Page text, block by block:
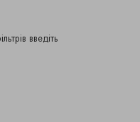
введіть